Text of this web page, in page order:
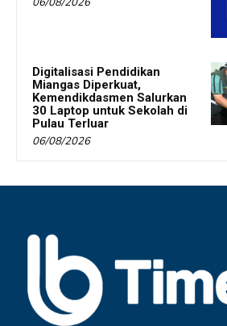
Digitalisasi Pendidikan
Miangas Diperkuat,
Kemendikdasmen Salurkan
30 Laptop untuk Sekolah di
Pulau Terluar
06/08/2026